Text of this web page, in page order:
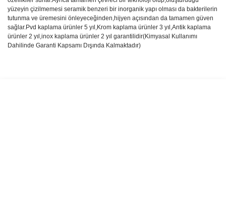
yüzeyin çizilmemesi seramik benzeri bir inorganik yapı olması da bakterilerin
tutunma ve üremesini önleyeceğinden,hijyen açısından da tamamen güven
sağlar.Pvd kaplama ürünler 5 yıl,Krom kaplama ürünler 3 yıl,Antik kaplama
ürünler 2 yıl,inox kaplama ürünler 2 yıl garantilidir(Kimyasal Kullanımı
Dahilinde Garanti Kapsamı Dışında Kalmaktadır)